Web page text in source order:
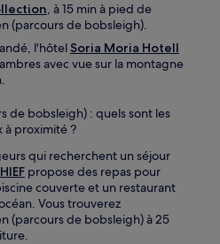
, à 15 min à pied de
(parcours de bobsleigh).
l'hôtel Soria Moria Hotell
avec vue sur la montagne
de bobsleigh) : quels sont les
à proximité ?
qui recherchent un séjour
propose des repas pour
couverte et un restaurant
Vous trouverez
(parcours de bobsleigh) à 25